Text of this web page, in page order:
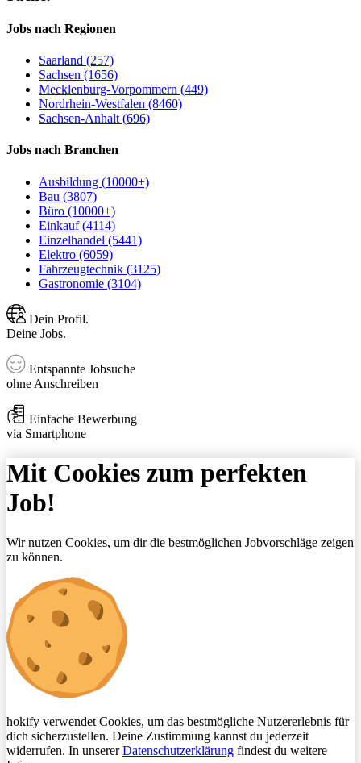
Jobs nach Regionen
Saarland (257)
Sachsen (1656)
Mecklenburg-Vorpommern (449)
Nordrhein-Westfalen (8460)
Sachsen-Anhalt (696)
Jobs nach Branchen
Ausbildung (10000+)
Bau (3807)
Büro (10000+)
Einkauf (4114)
Einzelhandel (5441)
Elektro (6059)
Fahrzeugtechnik (3125)
Gastronomie (3104)
Dein Profil.
Deine Jobs.
Entspannte Jobsuche
ohne Anschreiben
Einfache Bewerbung
via Smartphone
Mit Cookies zum perfekten
Job!
Wir nutzen Cookies, um dir die bestmöglichen Jobvorschläge zeigen
zu können.
hokify verwendet Cookies, um das bestmögliche Nutzererlebnis für
dich sicherzustellen. Deine Zustimmung kannst du jederzeit
widerrufen. In unsererDatenschutzerklärung findest du weitere